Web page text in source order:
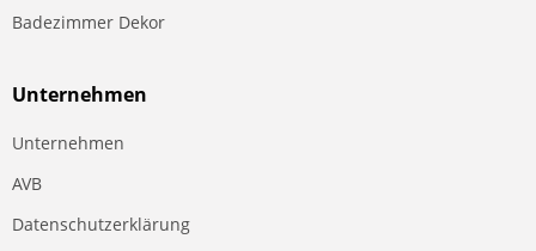
Badezimmer Dekor
Unternehmen
Unternehmen
AVB
Datenschutzerklärung